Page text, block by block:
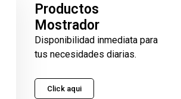
Productos
Mostrador
Disponibilidad inmediata para
tus necesidades diarias.
Click aqui